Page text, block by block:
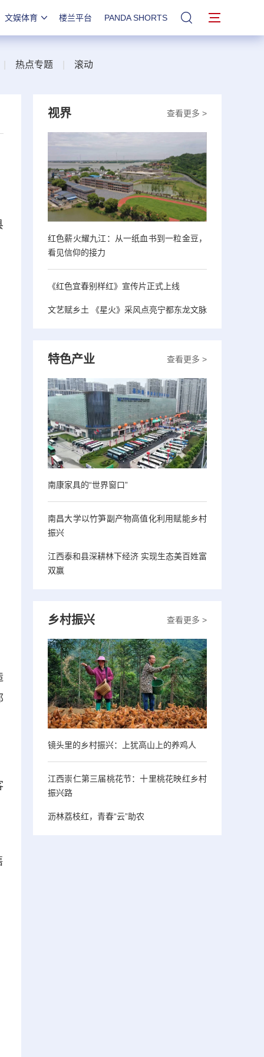
文娱体育 楼兰平台 PANDA SHORTS 站内搜索
热点专题 滚动
查看更多 >
视界
红色薪火耀九江：从一纸血书到一粒金豆，
看见信仰的接力
《红色宜春别样红》宣传片正式上线
文艺赋乡土 《星火》采风点亮宁都东龙文脉
查看更多 >
特色产业
南康家具的“世界窗口”
南昌大学以竹笋副产物高值化利用赋能乡村
振兴
江西泰和县深耕林下经济 实现生态美百姓富
双赢
查看更多 >
乡村振兴
镜头里的乡村振兴：上犹高山上的养鸡人
江西崇仁第三届桃花节：十里桃花映红乡村
振兴路
沥林荔枝红，青春“云”助农